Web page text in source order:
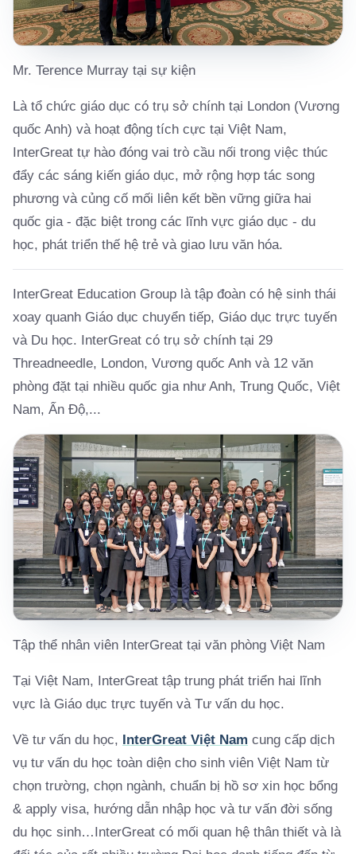
Mr. Terence Murray tại sự kiện
Là tổ chức giáo dục có trụ sở chính tại London (Vương
quốc Anh) và hoạt động tích cực tại Việt Nam,
InterGreat tự hào đóng vai trò cầu nối trong việc thúc
đẩy các sáng kiến giáo dục, mở rộng hợp tác song
phương và củng cố mối liên kết bền vững giữa hai
quốc gia - đặc biệt trong các lĩnh vực giáo dục - du
học, phát triển thế hệ trẻ và giao lưu văn hóa.
InterGreat Education Group là tập đoàn có hệ sinh thái
xoay quanh Giáo dục chuyển tiếp, Giáo dục trực tuyến
và Du học. InterGreat có trụ sở chính tại 29
Threadneedle, London, Vương quốc Anh và 12 văn
phòng đặt tại nhiều quốc gia như Anh, Trung Quốc, Việt
Nam, Ấn Độ,...
Tập thể nhân viên InterGreat tại văn phòng Việt Nam
Tại Việt Nam, InterGreat tập trung phát triển hai lĩnh
vực là Giáo dục trực tuyến và Tư vấn du học.
Về tư vấn du học, InterGreat Việt Nam cung cấp dịch
vụ tư vấn du học toàn diện cho sinh viên Việt Nam từ
chọn trường, chọn ngành, chuẩn bị hồ sơ xin học bổng
& apply visa, hướng dẫn nhập học và tư vấn đời sống
du học sinh…InterGreat có mối quan hệ thân thiết và là